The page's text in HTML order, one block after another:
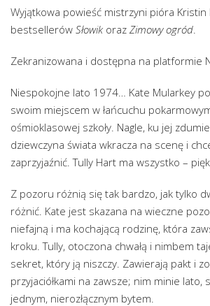
Wyjątkowa powieść mistrzyni pióra
bestsellerów Słowik oraz Zimowy ogród.
Zekranizowana i dostępna na platformie
Niespokojne lato 1974… Kate Mularkey
swoim miejscem w łańcuchu
ośmioklasowej szkoły. Nagle, ku jej
dziewczyna świata wkracza na scenę i
zaprzyjaźnić. Tully Hart ma wszystko –
Z pozoru różnią się tak bardzo, jak tylko
różnić. Kate jest skazana na wieczne
niefajną i ma kochającą rodzinę, która
kroku. Tully, otoczona chwałą i nimbem
sekret, który ją niszczy. Zawierają pakt i
przyjaciółkami na zawsze; nim minie lato,
jednym, nierozłącznym bytem.